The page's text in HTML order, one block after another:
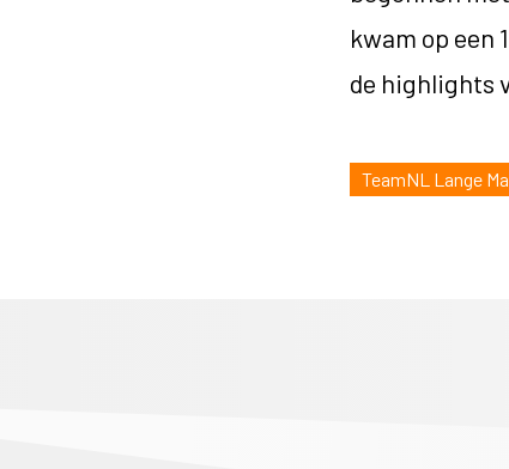
kwam op een
de highlights
TeamNL Lange